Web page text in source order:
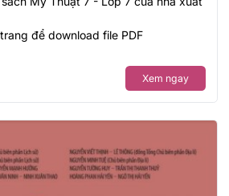
để download file PDF
Xem ngay